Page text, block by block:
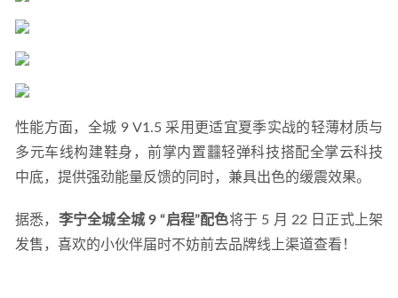
性能方面，全城 9 V1.5 采用更适宜夏季实战的轻薄材质与
多元车线构建鞋身，前掌内置䨻轻弹科技搭配全掌云科技
中底，提供强劲能量反馈的同时，兼具出色的缓震效果。
据悉， 李宁全城全城 9 “启程”配色将于 5 月 22 日正式上架
发售，喜欢的小伙伴届时不妨前去品牌线上渠道查看！